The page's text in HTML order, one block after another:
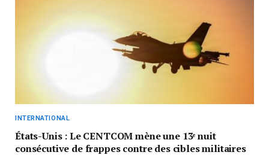
INTERNATIONAL
États-Unis : Le CENTCOM mène une 13ᵉ nuit
consécutive de frappes contre des cibles militaires